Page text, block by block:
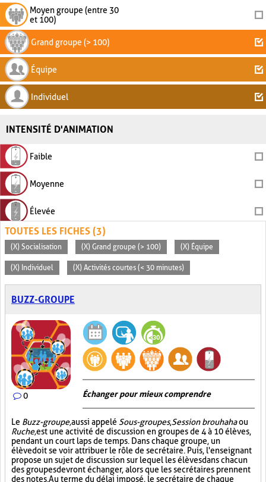
Moyen groupe (entre 30
et 100)
Grand groupe (> 100)
Équipe
Individuel
INTENSITÉ D'ANIMATION
Faible
Moyenne
Élevée
TOUTES LES FICHES (3)
(X) Socialisation (X) Grand groupe (> 100) (X) Équipe
(X) Individuel (X) Activités courtes (< 30 minutes)
BUZZ-GROUPE
0 Échanger pour mieux comprendre
Le Buzz-groupe,aussi appelé Sous-groupes,Session brouhahaou
Ruche,est une activité de discussion en groupes de 4 à 10 élèves,
pendant un court laps de temps. Dans chaque groupe, un
élève doit se voir attribuer le rôle de secrétaire. Puis, l'enseignant
propose un sujet de discussion sur lequel les élèves dans chacun
des groupes devront échanger, alors que les secrétaires prennent
des notes. Au terme du délai imposé, le secrétaire de chaque